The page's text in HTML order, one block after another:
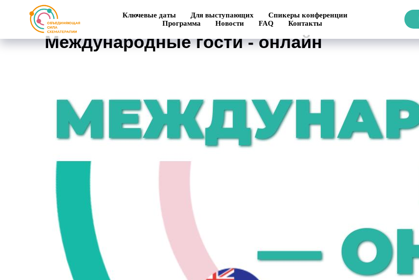
Ключевые даты Для выступающих
Спикеры конференции
Программа
Новости FAQ Контакты
Международные гости - онлайн